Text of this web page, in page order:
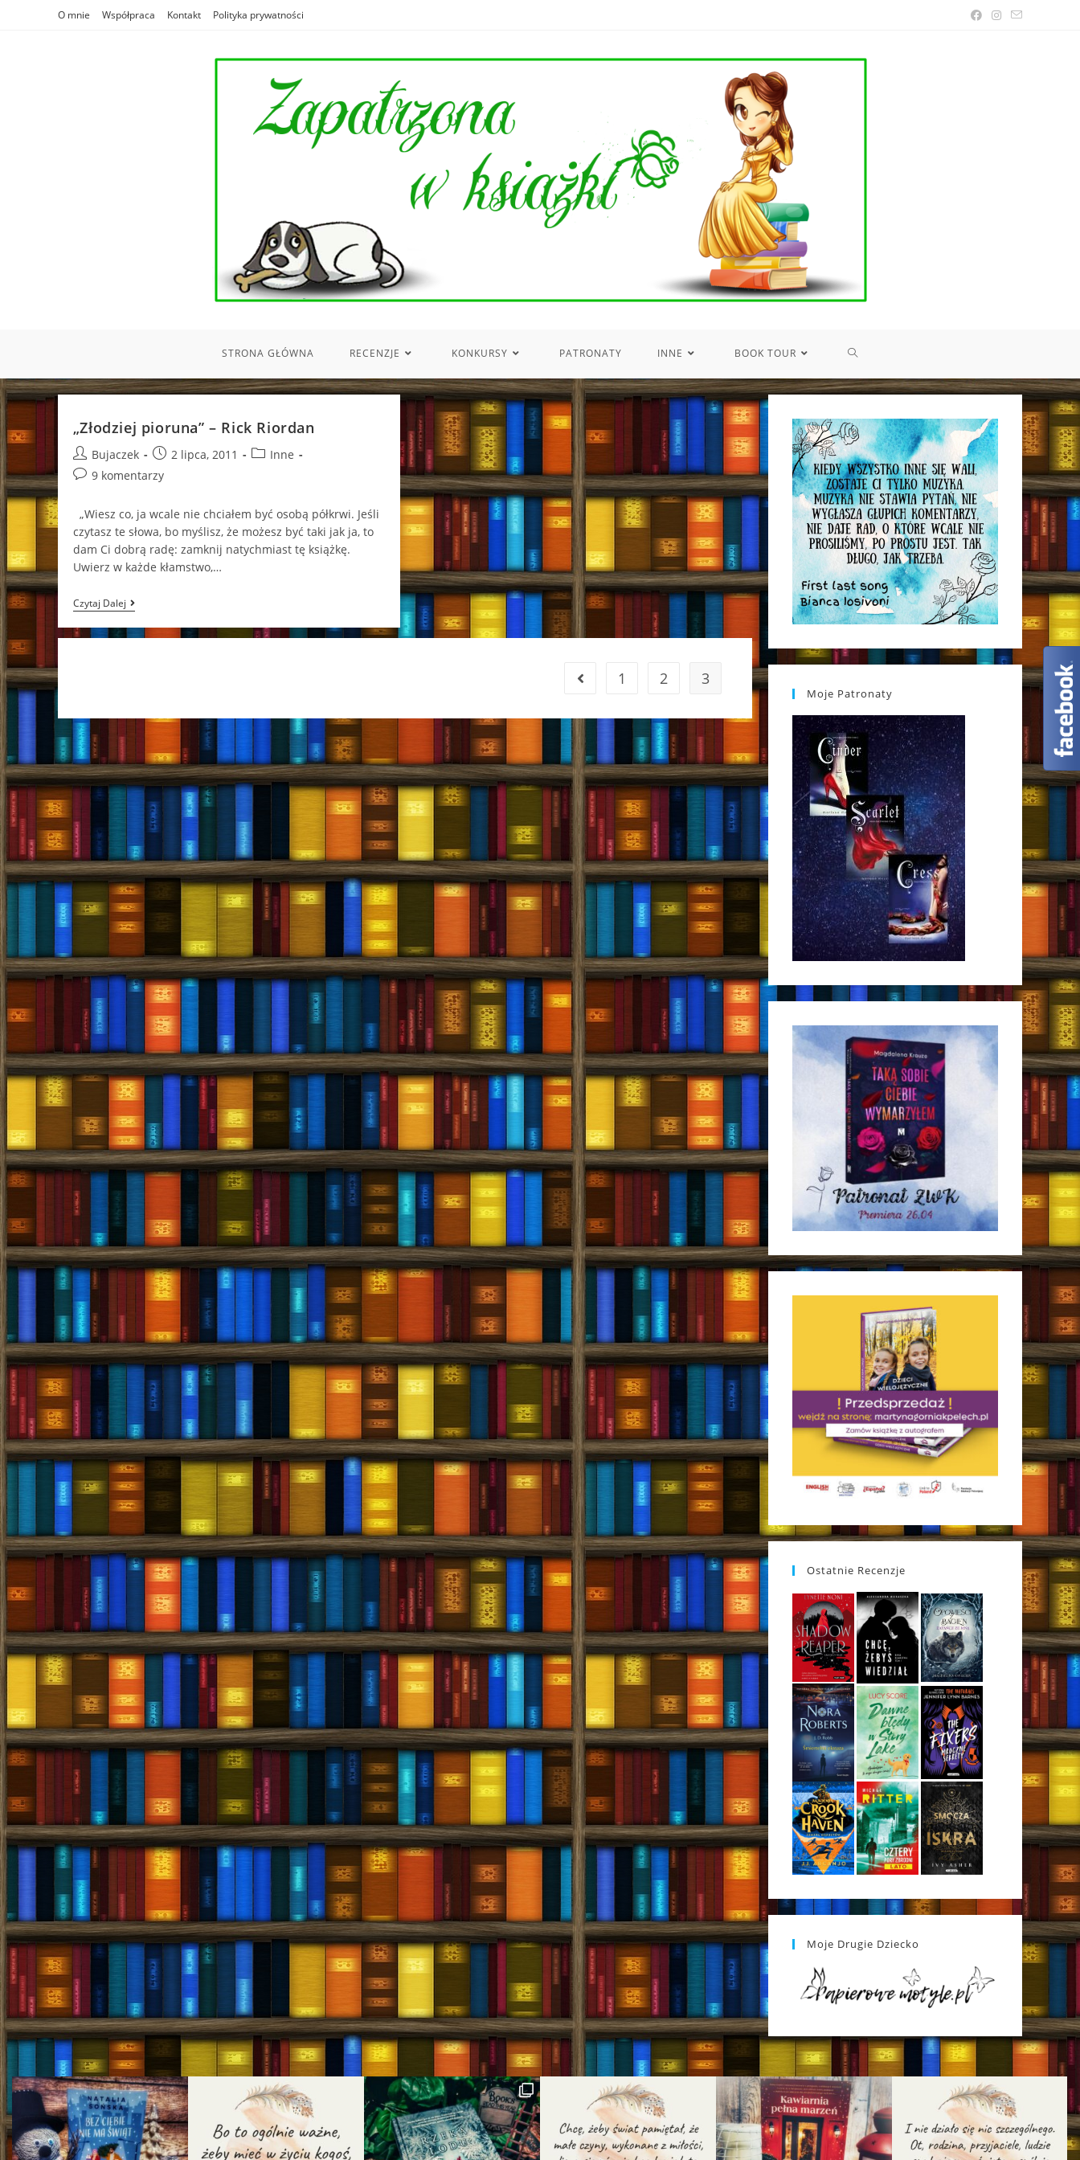
O mnie Współpraca Kontakt Polityka prywatności
STRONA GŁÓWNA RECENZJE KONKURSY PATRONATY INNE BOOK TOUR TOGGLE
SEARCH
„Złodziej pioruna” – Rick Riordan
Post
author:
Bujaczek
Post
published:
2 lipca, 2011
PostInne
Post9 komentarzy
„Wiesz co, ja wcale nie chciałem być osobą półkrwi. Jeśli
czytasz te słowa, bo myślisz, że możesz być taki jak ja, to
dam Ci dobrą radę: zamknij natychmiast tę książkę.
Uwierz w każde kłamstwo,…
Czytaj Dalej„Złodziej
Pioruna”
–
Rick
Go to the previous page
1 2 3
Moje Patronaty
Ostatnie Recenzje
Moje Drugie Dziecko